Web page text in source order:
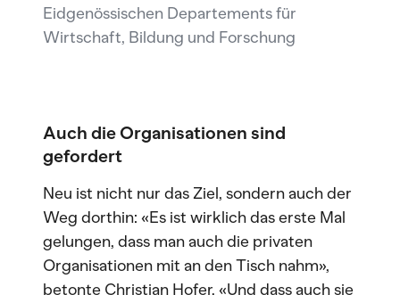
Eidgenössischen Departements für
Wirtschaft, Bildung und Forschung
Auch die Organisationen sind
gefordert
Neu ist nicht nur das Ziel, sondern auch der
Weg dorthin: «Es ist wirklich das erste Mal
gelungen, dass man auch die privaten
Organisationen mit an den Tisch nahm»,
betonte Christian Hofer. «Und dass auch sie